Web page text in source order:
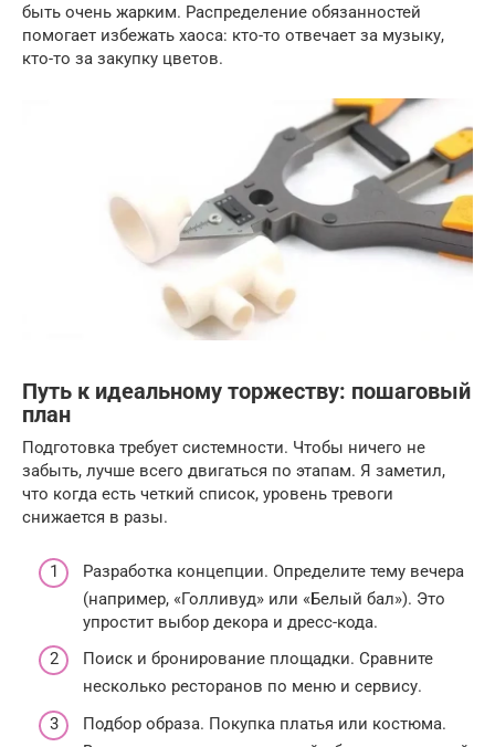
быть очень жарким. Распределение обязанностей
помогает избежать хаоса: кто-то отвечает за музыку,
кто-то за закупку цветов.
Путь к идеальному торжеству: пошаговый
план
Подготовка требует системности. Чтобы ничего не
забыть, лучше всего двигаться по этапам. Я заметил,
что когда есть четкий список, уровень тревоги
снижается в разы.
Разработка концепции. Определите тему вечера
(например, «Голливуд» или «Белый бал»). Это
упростит выбор декора и дресс-кода.
Поиск и бронирование площадки. Сравните
несколько ресторанов по меню и сервису.
Подбор образа. Покупка платья или костюма.